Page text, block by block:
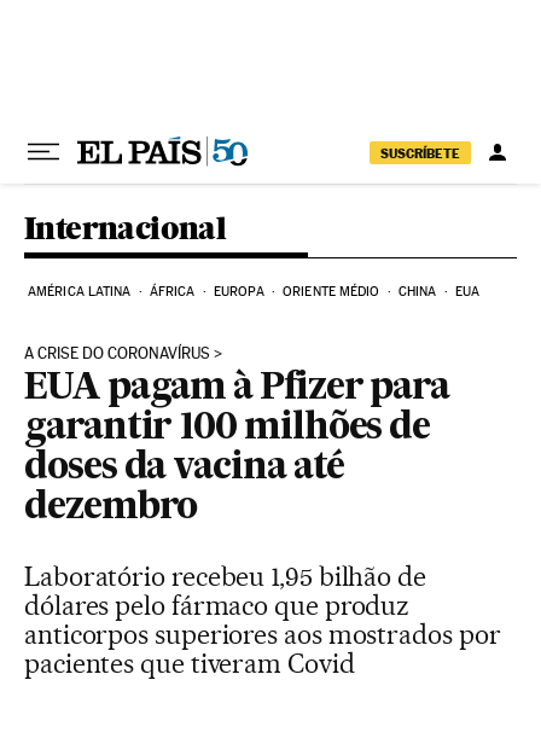
SUSCRÍBETE
Internacional
AMÉRICA LATINA ÁFRICA EUROPA ORIENTE MÉDIO CHINA EUA
A CRISE DO CORONAVÍRUS
EUA pagam à Pfizer para
garantir 100 milhões de
doses da vacina até
dezembro
Laboratório recebeu 1,95 bilhão de
dólares pelo fármaco que produz
anticorpos superiores aos mostrados por
pacientes que tiveram Covid